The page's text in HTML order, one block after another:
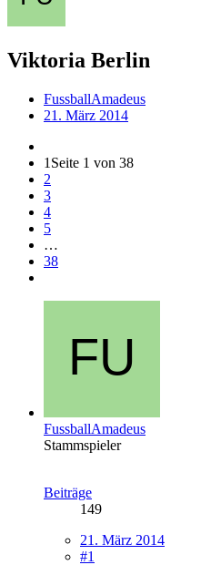
Viktoria Berlin
FussballAmadeus
21. März 2014
1 Seite 1 von 38
2
3
4
5
…
38
FussballAmadeus
Stammspieler
Beiträge
149
21. März 2014
#1